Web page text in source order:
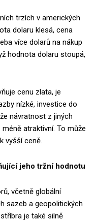
trzích v amerických
dolaru klesá, cena
více dolarů na nákup
hodnota dolaru stoupá,
cenu zlata, je
nízké, investice do
návratnost z jiných
atraktivní. To může
vyšší ceně.
jeho tržní hodnotu
včetně globální
sazeb a geopolitických
je také silně